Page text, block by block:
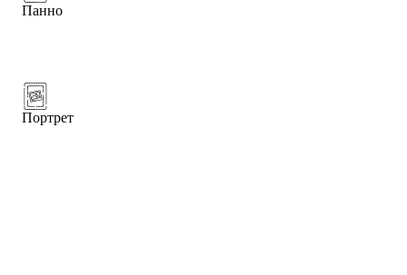
Панно
Портрет